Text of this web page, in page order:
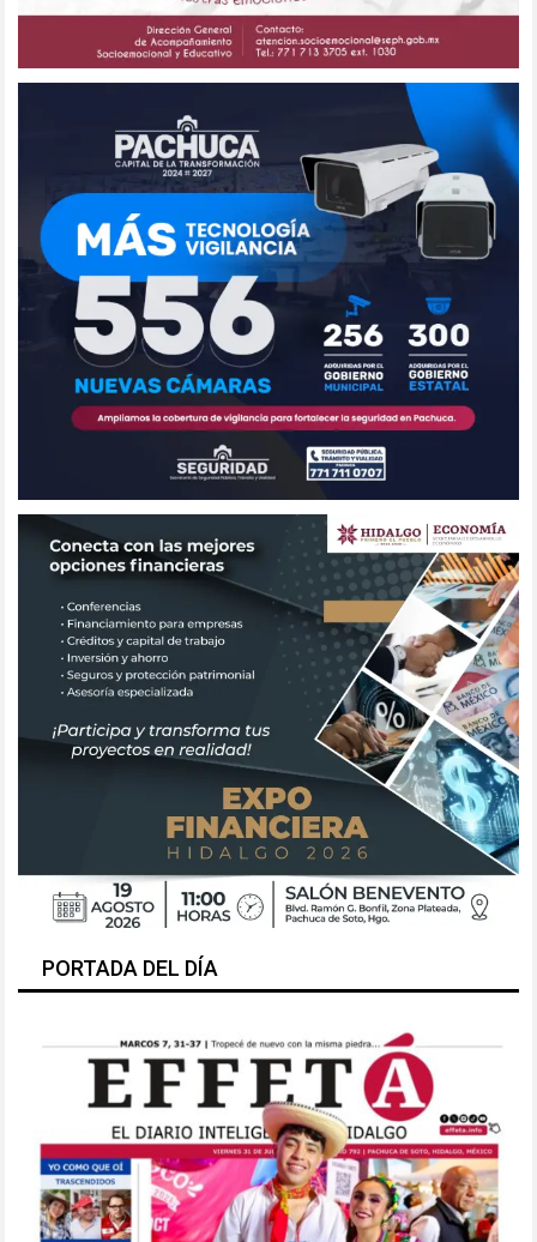
PORTADA DEL DÍA